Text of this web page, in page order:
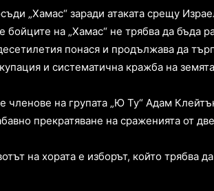
„Хамас“ заради атаката срещу
бойците на „Хамас“ не трябва да бъда
понася и продължава да
и систематична кражба на
членове на групата „Ю Ту“ Адам
прекратяване на сраженията от
на хората е изборът, който трябва